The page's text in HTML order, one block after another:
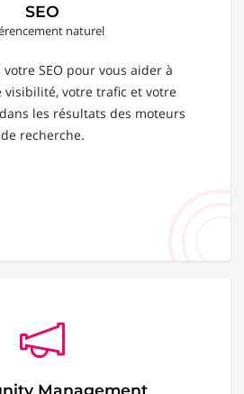
SEO
naturel
SEO pour vous aider à
visibilité, votre trafic et votre
les résultats des moteurs
de recherche.
Management